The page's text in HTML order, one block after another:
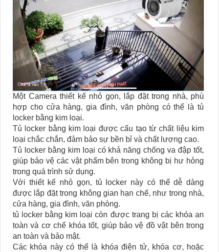
Một Camera thiết kế nhỏ gọn, lắp đặt trong nhà, phù
hợp cho cửa hàng, gia đình, văn phòng có thể là tủ
locker bằng kim loại.
Tủ locker bằng kim loại được cấu tạo từ chất liệu kim
loại chắc chắn, đảm bảo sự bền bỉ và chất lượng cao.
Tủ locker bằng kim loại có khả năng chống va đập tốt,
giúp bảo vệ các vật phẩm bên trong không bị hư hỏng
trong quá trình sử dụng.
Với thiết kế nhỏ gọn, tủ locker này có thể dễ dàng
được lắp đặt trong không gian hạn chế, như trong nhà,
cửa hàng, gia đình, văn phòng.
tủ locker bằng kim loại còn được trang bị các khóa an
toàn và cơ chế khóa tốt, giúp bảo vệ đồ vật bên trong
an toàn và bảo mật.
Các khóa này có thể là khóa điện tử, khóa cơ, hoặc